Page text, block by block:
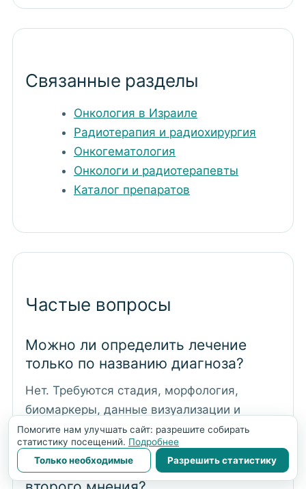
Связанные разделы
Онкология в Израиле
Радиотерапия и радиохирургия
Онкогематология
Онкологи и радиотерапевты
Каталог препаратов
Частые вопросы
Можно ли определить лечение
только по названию диагноза?
Нет. Требуются стадия, морфология,
биомаркеры, данные визуализации и
история предыдущей терапии.
Обязательно ли приезжать для
Помогите нам улучшать сайт: разрешите собирать
статистику посещений. Подробнее
Только необходимые
Разрешить статистику